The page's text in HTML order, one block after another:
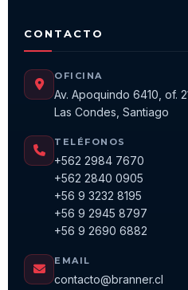
CONTACTO
OFICINA
Av. Apoquindo 6410, of.
Las Condes, Santiago
TELÉFONOS
+562 2984 7670
+562 2840 0905
+56 9 3232 8195
+56 9 2945 8797
+56 9 2690 6882
EMAIL
contacto@branner.cl